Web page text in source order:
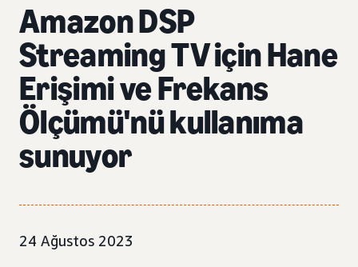
Amazon DSP
Streaming TV için Hane
Erişimi ve Frekans
Ölçümü'nü kullanıma
sunuyor
24 Ağustos 2023